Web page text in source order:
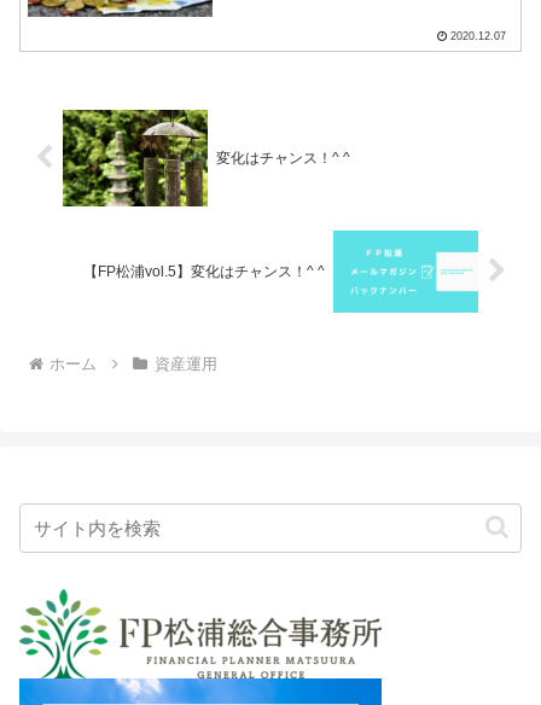
れており、奥様は経理を担当されていま
す。お子様はいらっしゃらず、今後も予
2020.12.07
変化はチャンス！^ ^
【FP松浦vol.5】変化はチャンス！^ ^
ホーム 資産運用